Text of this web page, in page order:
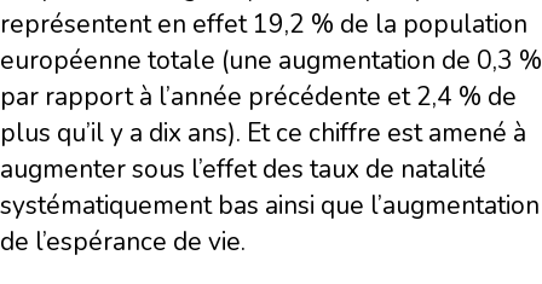
représentent en effet 19,2 % de la population
européenne totale (une augmentation de 0,3 %
par rapport à l’année précédente et 2,4 % de
plus qu’il y a dix ans). Et ce chiffre est amené à
augmenter sous l’effet des taux de natalité
systématiquement bas ainsi que l’augmentation
de l’espérance de vie.